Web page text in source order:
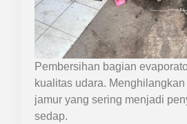
Pembersihan bagian
kualitas udara.
jamur yang sering menjadi
sedap.